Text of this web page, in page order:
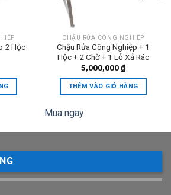
2 Hộc
CHẬU RỬA CÔNG NGHIÊP
Chậu Rửa Công Nghiệp + 1
Hộc + 2 Chờ + 1 Lỗ Xả Rác
5,000,000₫
THÊM VÀO GIỎ HÀNG
Mua ngay